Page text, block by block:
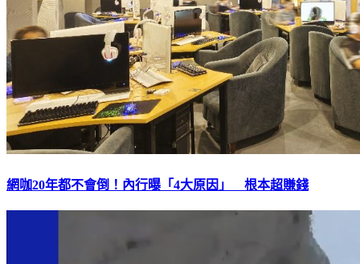
網咖20年都不會倒！內行曝「4大原因」 根本超賺錢